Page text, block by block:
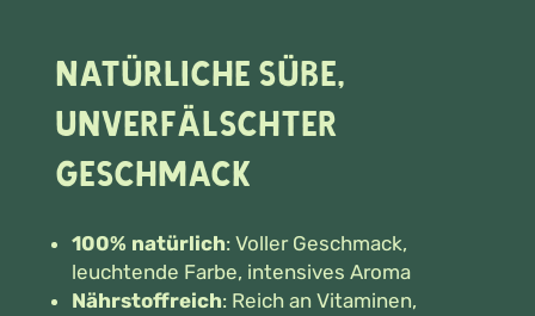
Natürliche Süße,
unverfälschter
Geschmack
100% natürlich: Voller Geschmack,
leuchtende Farbe, intensives Aroma
Nährstoffreich: Reich an Vitaminen,